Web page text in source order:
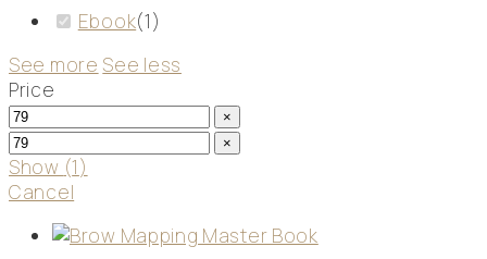
Ebook(1)
See more See less
Price
×
×
Show (1)
Cancel